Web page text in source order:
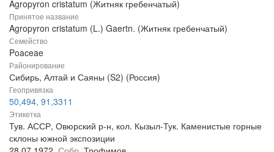
Agropyron cristatum (Житняк гребенчатый)
Принятое название
Agropyron cristatum (L.) Gaertn. (Житняк гребенчатый)
Семейство
Poaceae
Районирование
Сибирь, Алтай и Саяны (S2) (Россия)
Геопривязка
50,494, 91,3311
Этикетка
Тув. АССР, Овюрский р-н, кол. Кызыл-Тук. Каменистые горные
склоны южной экспозиции